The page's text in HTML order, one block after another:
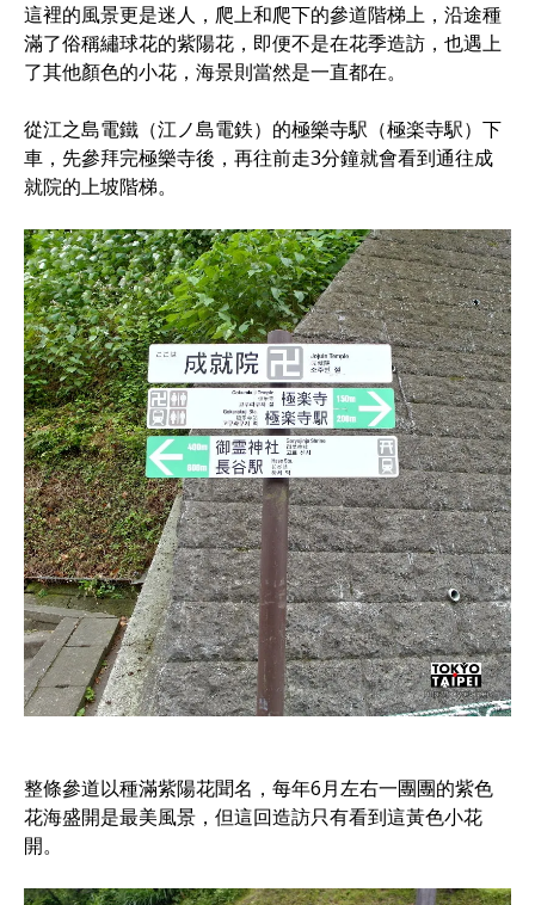
這裡的風景更是迷人，爬上和爬下的參道階梯上，沿途種
滿了俗稱繡球花的紫陽花，即便不是在花季造訪，也遇上
了其他顏色的小花，海景則當然是一直都在。
從江之島電鐵（江ノ島電鉄）的極樂寺駅（極楽寺駅）下
車，先參拜完極樂寺後，再往前走3分鐘就會看到通往成
就院的上坡階梯。
整條參道以種滿紫陽花聞名，每年6月左右一團團的紫色
花海盛開是最美風景，但這回造訪只有看到這黃色小花
開。